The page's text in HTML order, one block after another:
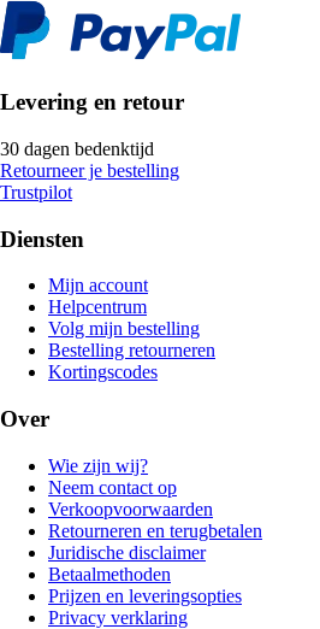
Levering en retour
30 dagen bedenktijd
Retourneer je bestelling
Trustpilot
Diensten
Mijn account
Helpcentrum
Volg mijn bestelling
Bestelling retourneren
Kortingscodes
Over
Wie zijn wij?
Neem contact op
Verkoopvoorwaarden
Retourneren en terugbetalen
Juridische disclaimer
Betaalmethoden
Prijzen en leveringsopties
Privacy verklaring